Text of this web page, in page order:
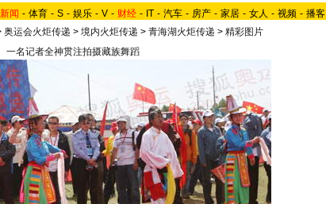
新闻 - 体育 - S - 娱乐 - V - 财经 - IT - 汽车 - 房产 - 家居 - 女人 - 视频 - 播客
奥运会火炬传递 > 境内火炬传递 > 青海湖火炬传递 > 精彩图片
一名记者全神贯注拍摄藏族舞蹈